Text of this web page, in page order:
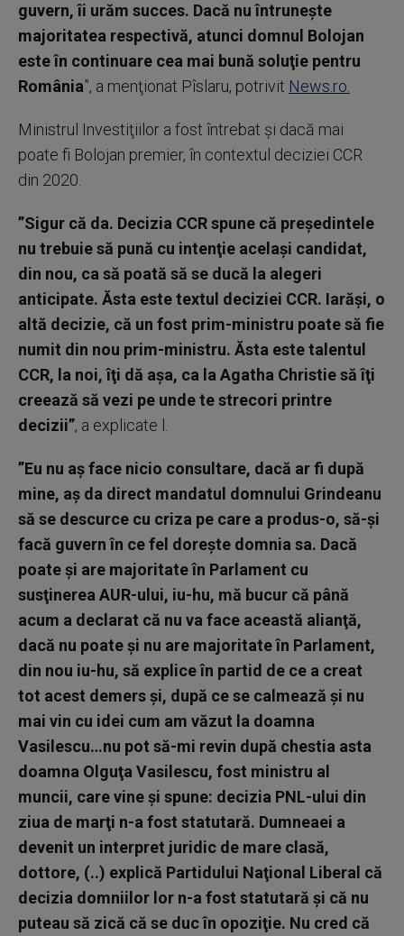
guvern, îi urăm succes. Dacă nu întruneşte
majoritatea respectivă, atunci domnul Bolojan
este în continuare cea mai bună soluţie pentru
România”, a menţionat Pîslaru, potrivit News.ro.
Ministrul Investiţiilor a fost întrebat şi dacă mai
poate fi Bolojan premier, în contextul deciziei CCR
din 2020.
”Sigur că da. Decizia CCR spune că preşedintele
nu trebuie să pună cu intenţie acelaşi candidat,
din nou, ca să poată să se ducă la alegeri
anticipate. Ăsta este textul deciziei CCR. Iarăşi, o
altă decizie, că un fost prim-ministru poate să fie
numit din nou prim-ministru. Ăsta este talentul
CCR, la noi, îţi dă aşa, ca la Agatha Christie să îţi
creează să vezi pe unde te strecori printre
decizii”, a explicate l.
”Eu nu aş face nicio consultare, dacă ar fi după
mine, aş da direct mandatul domnului Grindeanu
să se descurce cu criza pe care a produs-o, să-şi
facă guvern în ce fel doreşte domnia sa. Dacă
poate şi are majoritate în Parlament cu
susţinerea AUR-ului, iu-hu, mă bucur că până
acum a declarat că nu va face această alianţă,
dacă nu poate şi nu are majoritate în Parlament,
din nou iu-hu, să explice în partid de ce a creat
tot acest demers şi, după ce se calmează şi nu
mai vin cu idei cum am văzut la doamna
Vasilescu…nu pot să-mi revin după chestia asta
doamna Olguţa Vasilescu, fost ministru al
muncii, care vine şi spune: decizia PNL-ului din
ziua de marţi n-a fost statutară. Dumneaei a
devenit un interpret juridic de mare clasă,
dottore, (..) explică Partidului Naţional Liberal că
decizia domniilor lor n-a fost statutară şi că nu
puteau să zică că se duc în opoziţie. Nu cred că